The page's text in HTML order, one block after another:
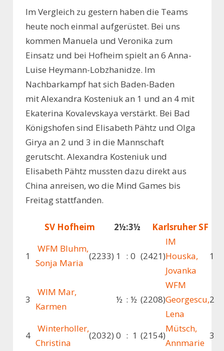
Im Vergleich zu gestern haben die Teams
heute noch einmal aufgerüstet. Bei uns
kommen Manuela und Veronika zum
Einsatz und bei Hofheim spielt an 6 Anna-
Luise Heymann-Lobzhanidze. Im
Nachbarkampf hat sich Baden-Baden
mit Alexandra Kosteniuk an 1 und an 4 mit
Ekaterina Kovalevskaya verstärkt. Bei Bad
Königshofen sind Elisabeth Pähtz und Olga
Girya an 2 und 3 in die Mannschaft
gerutscht. Alexandra Kosteniuk und
Elisabeth Pähtz mussten dazu direkt aus
China anreisen, wo die Mind Games bis
Freitag stattfanden.
SV Hofheim 2½:3½ Karlsruher SF
1
WFM Bluhm,
Sonja Maria
(2233) 1 : 0 (2421)
IM
Houska,
Jovanka
1
3
WIM Mar,
Karmen
½ : ½ (2208)
WFM
Georgescu,
Lena
2
4
Winterholler,
Christina
(2032) 0 : 1 (2154)
Mütsch,
Annmarie
3